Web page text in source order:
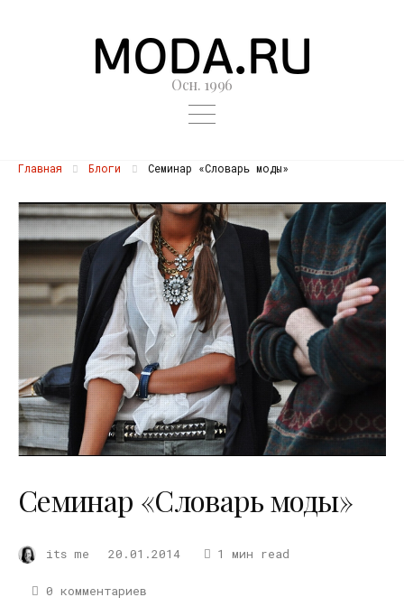
Осн. 1996
Главная Блоги Семинар «Словарь моды»
Семинар «Словарь моды»
its me 20.01.2014 1 мин read
0 комментариев